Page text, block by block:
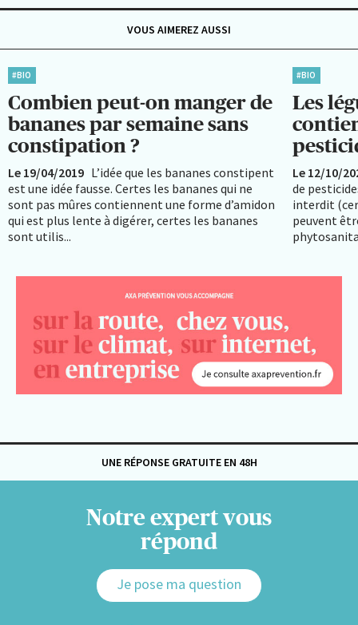
VOUS AIMEREZ AUSSI
#BIO
Combien peut-on manger de
bananes par semaine sans
constipation ?
Le 19/04/2019 L’idée que les bananes constipent
est une idée fausse. Certes les bananes qui ne
sont pas mûres contiennent une forme d’amidon
qui est plus lente à digérer, certes les bananes
sont utilis...
#BIO
Les
Le 12/10/
de
interdit
peuvent
UNE RÉPONSE GRATUITE EN 48H
Notre expert vous
répond
Je pose ma question